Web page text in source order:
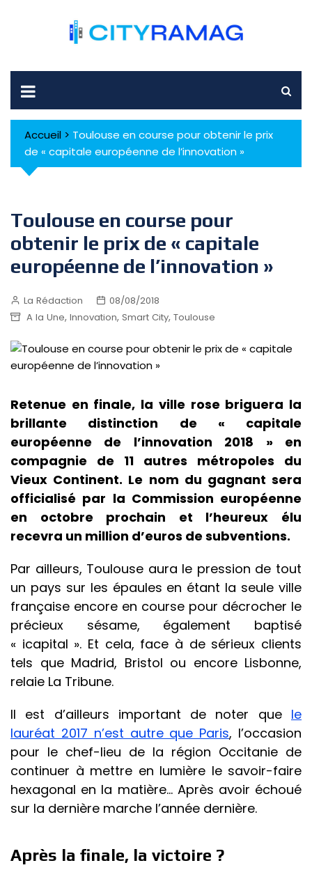
Accueil > Toulouse en course pour obtenir le prix
de « capitale européenne de l’innovation »
Toulouse en course pour
obtenir le prix de « capitale
européenne de l’innovation »
La Rédaction
08/08/2018
A la Une, Innovation, Smart City, Toulouse
Retenue en finale, la ville rose briguera la
brillante distinction de « capitale
européenne de l’innovation 2018 » en
compagnie de 11 autres métropoles du
Vieux Continent. Le nom du gagnant sera
officialisé par la Commission européenne
en octobre prochain et l’heureux élu
recevra un million d’euros de subventions.
Par ailleurs, Toulouse aura le pression de tout
un pays sur les épaules en étant la seule ville
française encore en course pour décrocher le
précieux sésame, également baptisé
« icapital ». Et cela, face à de sérieux clients
tels que Madrid, Bristol ou encore Lisbonne,
relaie La Tribune.
Il est d’ailleurs important de noter que le
lauréat 2017 n’est autre que Paris, l’occasion
pour le chef-lieu de la région Occitanie de
continuer à mettre en lumière le savoir-faire
hexagonal en la matière… Après avoir échoué
sur la dernière marche l’année dernière.
Après la finale, la victoire ?